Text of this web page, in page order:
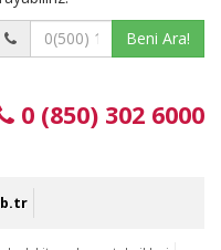
Beni Ara!
0 (850) 302 6000